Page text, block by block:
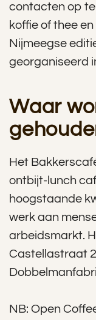
contacten op te
koffie of thee
Nijmeegse
georganiseerd
Waar
Het
ontbijt-lunch
hoogstaande
werk aan
arbeidsmarkt.
Castellastraat
NB: Open